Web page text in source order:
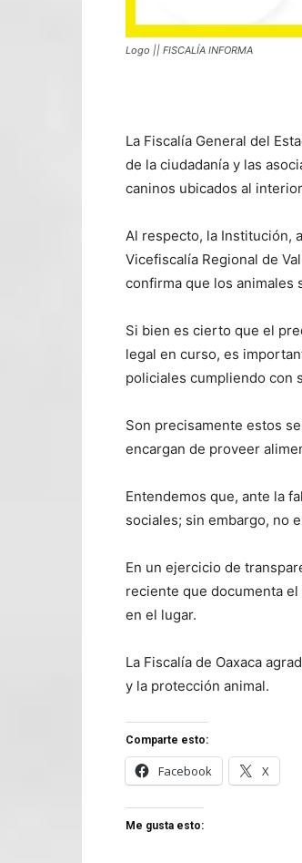
Logo || FISCALÍA INFORMA
La Fiscalía General del
de la ciudadanía y las
caninos ubicados al
Al respecto, la Institución,
Vicefiscalía Regional de
confirma que los animales
Si bien es cierto que el
legal en curso, es
policiales cumpliendo con
Son precisamente estos
encargan de proveer
Entendemos que, ante la
sociales; sin embargo, no
En un ejercicio de
reciente que documenta
en el lugar.
La Fiscalía de Oaxaca
y la protección animal.
Comparte esto:
Facebook X
Me gusta esto: